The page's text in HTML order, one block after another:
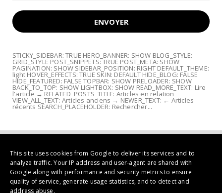
STICKY_SIDEBAR: TRUE HERO_BANNER: SHOW BLOG_STYLE:
GRID_STYLE POST_SNIPPETS: TRUE POST_META: SHOW
PAGINATION: SHOW SIDEBAR_POSITION: RIGHT DEFAULT_THEME:
light HOVER_EFFECTS: TRUE SKIN: DEFAULT HIDE_BLOG: FALSE
HIDE_FEATURED: FALSE TOPBAR: SHOW PRELOADER: SHOW
BACK_TO_TOP: SHOW LIGHTBOX: SHOW READ_MORE_TEXT: Lire
l'article → RELATED_POSTS_TITLE: Articles en relation
VIEW_ALL_TEXT: Articles anciens → NEWER_TEXT: ← Articles
récents SEARCH_PLACEHOLDER: Rechercher...
This site uses cookies from Google to deliver its services and to
analyze traffic. Your IP address and user-agent are shared with
Google along with performance and security metrics to ensure
quality of service, generate usage statistics, and to detect and
address abuse.